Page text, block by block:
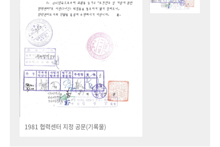
1981 협력센터 지정 공문(기록물)